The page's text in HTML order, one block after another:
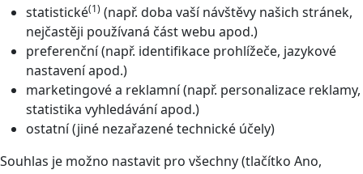
statistické(1) (např. doba vaší návštěvy našich stránek,
nejčastěji používaná část webu apod.)
preferenční (např. identifikace prohlížeče, jazykové
nastavení apod.)
marketingové a reklamní (např. personalizace reklamy,
statistika vyhledávání apod.)
ostatní (jiné nezařazené technické účely)
Souhlas je možno nastavit pro všechny (tlačítko Ano,